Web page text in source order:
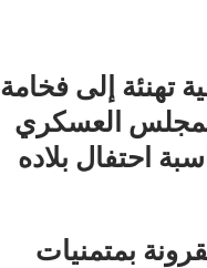
تهنئة إلى فخامة
العسكري
احتفال بلاده
بمتمنيات